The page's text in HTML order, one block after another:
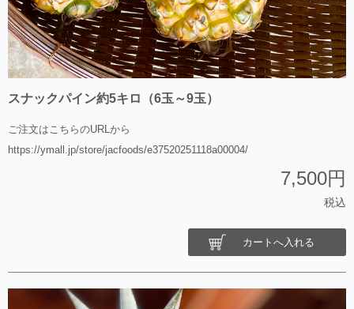
スナックパイン約5キロ（6玉～9玉）
ご注文はこちらのURLから
https://ymall.jp/store/jacfoods/e37520251118a00004/
7,500円
税込
カートへ入れる